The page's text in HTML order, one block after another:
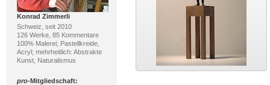
Konrad Zimmerli
Schweiz, seit 2010
126 Werke, 85 Kommentare
100% Malerei; Pastellkreide,
Acryl; mehrheitlich: Abstrakte
Kunst, Naturalismus
pro-Mitgliedschaft: